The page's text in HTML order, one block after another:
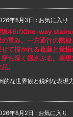
年8月3日 : お気に入り
坂46のOne-way stairs
の重み。一方通行の階
せて描かれる葛藤と覚
穿ち深く揺さぶる。表
。
的な世界観と鋭利な表現
年8月2日 : お気に入り